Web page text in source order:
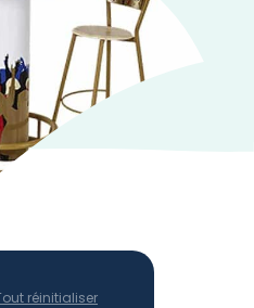
Tout réinitialiser